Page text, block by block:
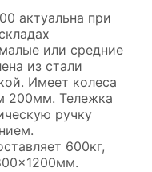
актуальна при
или средние
из стали
Имеет колеса
200мм. Тележка
ручку
600кг,